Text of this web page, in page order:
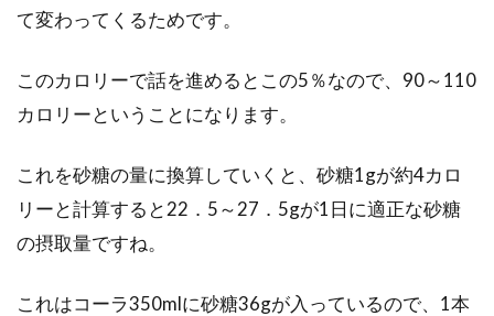
日本の調味料の代表！醤油の歴史を
詳しく解説！
日本の調味料の代表とも言える「醤油」です
が、毎日のように口にしている方も多いのでは
て変わってくるためです。
このカロリーで話を進めるとこの5％なので、90～110
カロリーということになります。
これを砂糖の量に換算していくと、砂糖1gが約4カロ
リーと計算すると22．5～27．5gが1日に適正な砂糖
の摂取量ですね。
これはコーラ350mlに砂糖36gが入っているので、1本